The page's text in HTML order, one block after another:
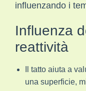
influenzando i
Influenza
reattività
Il tatto aiuta a
una superficie,